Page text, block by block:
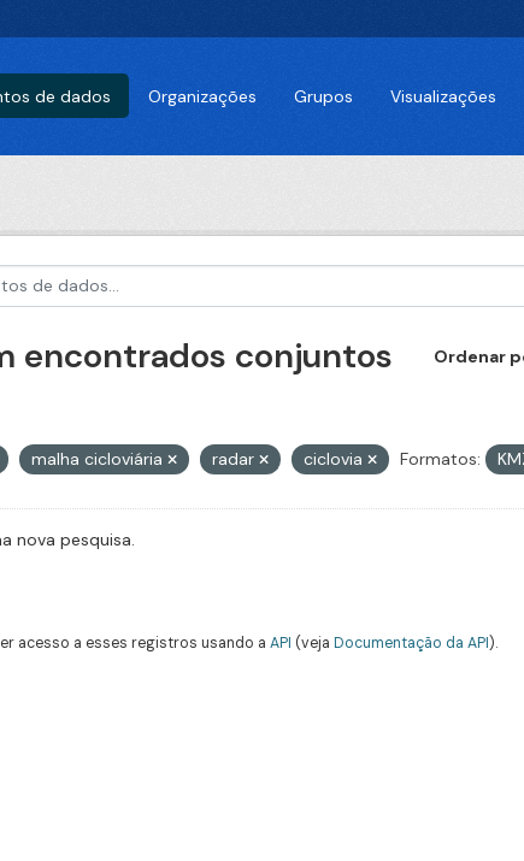
de dados Organizações Grupos Visualizações
Ordenar
encontrados conjuntos
malha cicloviária radar ciclovia Formatos:
nova pesquisa.
acesso a esses registros usando a API (veja Documentação da API).